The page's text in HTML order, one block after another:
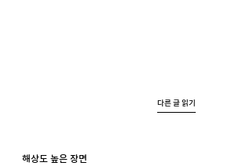
다른 글 읽기
해상도 높은 장면